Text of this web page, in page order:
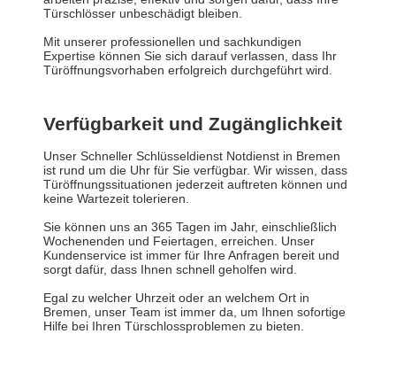
Türschlösser unbeschädigt bleiben.
Mit unserer professionellen und sachkundigen
Expertise können Sie sich darauf verlassen, dass Ihr
Türöffnungsvorhaben erfolgreich durchgeführt wird.
Verfügbarkeit und Zugänglichkeit
Unser Schneller Schlüsseldienst Notdienst in Bremen
ist rund um die Uhr für Sie verfügbar. Wir wissen, dass
Türöffnungssituationen jederzeit auftreten können und
keine Wartezeit tolerieren.
Sie können uns an 365 Tagen im Jahr, einschließlich
Wochenenden und Feiertagen, erreichen. Unser
Kundenservice ist immer für Ihre Anfragen bereit und
sorgt dafür, dass Ihnen schnell geholfen wird.
Egal zu welcher Uhrzeit oder an welchem Ort in
Bremen, unser Team ist immer da, um Ihnen sofortige
Hilfe bei Ihren Türschlossproblemen zu bieten.